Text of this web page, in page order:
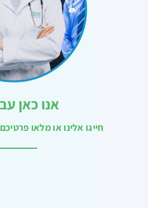
אנו כאן
חייגו אלינו או מלאו